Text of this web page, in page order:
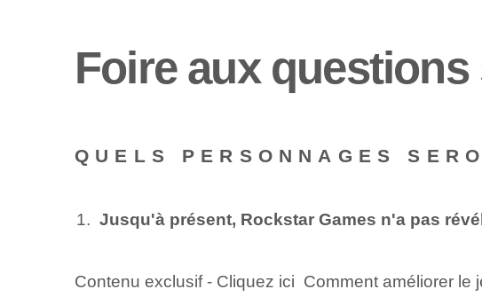
Foire aux questions
QUELS PERSONNAGES
Jusqu'à présent, Rockstar ⁣Games n'a pas
Contenu exclusif - Cliquez ici Comment améliorer le